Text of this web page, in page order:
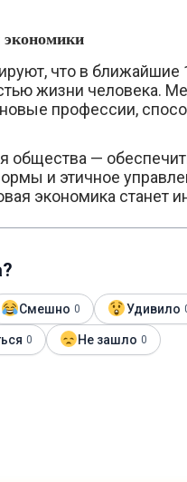
что в
жизни человека.
профессии,
общества —
и этичное
экономика станет
Смешно 0 Удивило
0 Не зашло 0